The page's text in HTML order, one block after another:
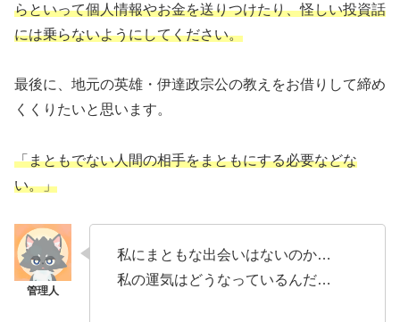
らといって個人情報やお金を送りつけたり、怪しい投資話
には乗らないようにしてください。
最後に、地元の英雄・伊達政宗公の教えをお借りして締め
くくりたいと思います。
「まともでない人間の相手をまともにする必要などな
い。」
私にまともな出会いはないのか…
私の運気はどうなっているんだ…